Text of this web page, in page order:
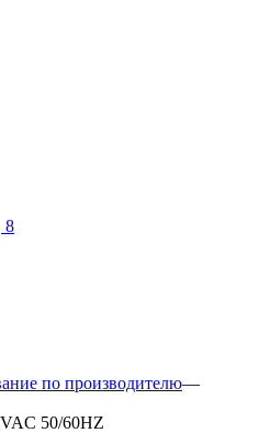
8
по производителю—
50/60HZ